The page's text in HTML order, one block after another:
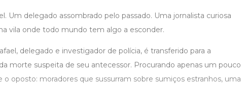
Um delegado assombrado pelo passado. Uma jornalista curiosa
vila onde todo mundo tem algo a esconder.
delegado e investigador de polícia, é transferido para a
morte suspeita de seu antecessor. Procurando apenas um pouco
oposto: moradores que sussurram sobre sumiços estranhos, uma